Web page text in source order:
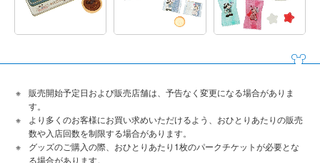
販売開始予定日および販売店舗は、予告なく変更になる場合がありま
す。
より多くのお客様にお買い求めいただけるよう、おひとりあたりの販売
数や入店回数を制限する場合があります。
グッズのご購入の際、おひとりあたり1枚のパークチケットが必要とな
る場合があります。